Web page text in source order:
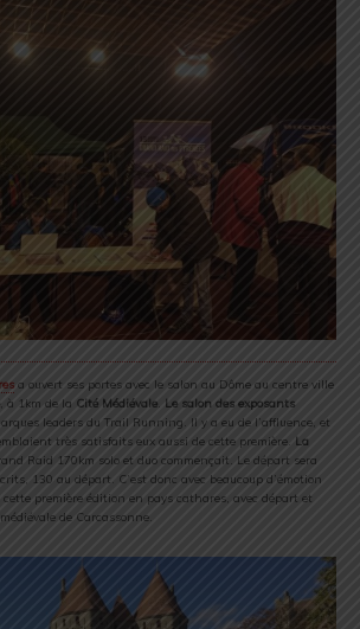
a ouvert ses portes avec le salon au Dôme au centre ville
, à 1km de la Cité Médiévale. Le salon des exposants
leaders du Trail Running. Il y a eu de l’affluence, et
très satisfaits eux aussi de cette première. La
Raid 170km solo et duo commençait. Le départ sera
130 au départ. C’est donc avec beaucoup d’émotion
première édition en pays cathares, avec départ et
de Carcassonne.